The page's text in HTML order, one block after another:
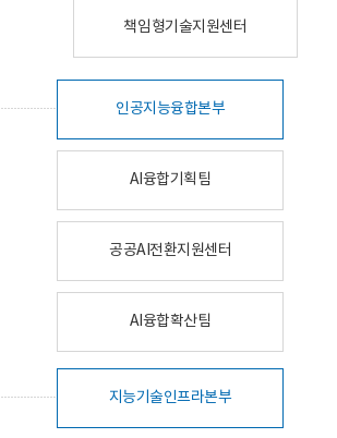
책임형기술지원센터
인공지능융합본부
AI융합기획팀
공공AI전환지원센터
AI융합확산팀
지능기술인프라본부